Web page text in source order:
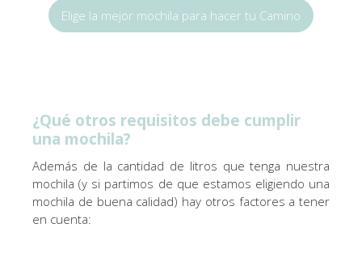
Elige la mejor mochila para hacer tu Camino
¿Qué otros requisitos debe cumplir
una mochila?
Además de la cantidad de litros que tenga nuestra
mochila (y si partimos de que estamos eligiendo una
mochila de buena calidad) hay otros factores a tener
en cuenta: